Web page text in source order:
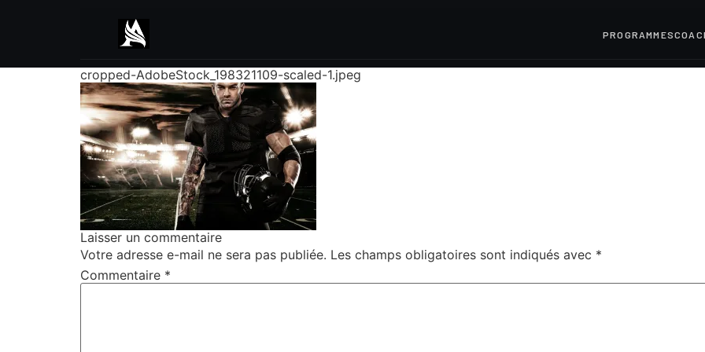
PROGRAMMES
cropped-AdobeStock_198321109-scaled-1.jpeg
Laisser un commentaire
Votre adresse e-mail ne sera pas publiée. Les champs obligatoires sont indiqués avec *
Commentaire *